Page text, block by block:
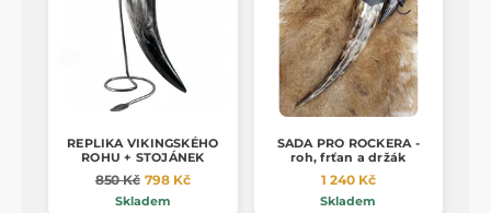
REPLIKA VIKINGSKÉHO
ROHU + STOJÁNEK
850 Kč 798 Kč
Skladem
SADA PRO ROCKERA -
roh, frťan a držák
1 240 Kč
Skladem